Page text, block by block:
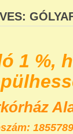
1 %,